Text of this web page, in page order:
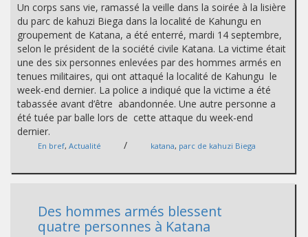
Un corps sans vie, ramassé la veille dans la soirée à la lisière
du parc de kahuzi Biega dans la localité de Kahungu en
groupement de Katana, a été enterré, mardi 14 septembre,
selon le président de la société civile Katana. La victime était
une des six personnes enlevées par des hommes armés en
tenues militaires, qui ont attaqué la localité de Kahungu le
week-end dernier. La police a indiqué que la victime a été
tabassée avant d’être abandonnée. Une autre personne a
été tuée par balle lors de cette attaque du week-end
dernier.
En bref, Actualité / katana, parc de kahuzi Biega
Des hommes armés blessent
quatre personnes à Katana